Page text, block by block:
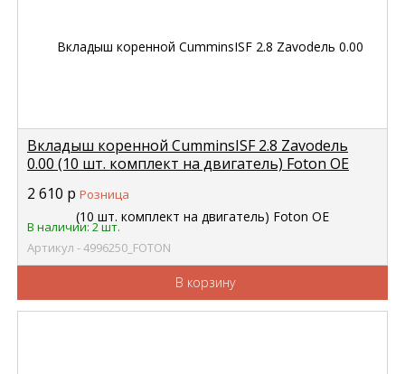
Вкладыш коренной CumminsISF 2.8 Zavodель
0.00 (10 шт. комплект на двигатель) Foton OE
2 610 р Розница
В наличии: 2 шт.
Артикул - 4996250_FOTON
В корзину